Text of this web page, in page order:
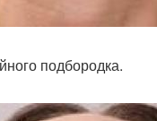
подбородка.